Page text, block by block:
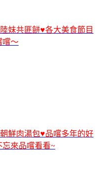
妹共匪餅♥各大美食節目
嚐～
鮮肉湯包♥品嚐多年的好
來品嚐看看~